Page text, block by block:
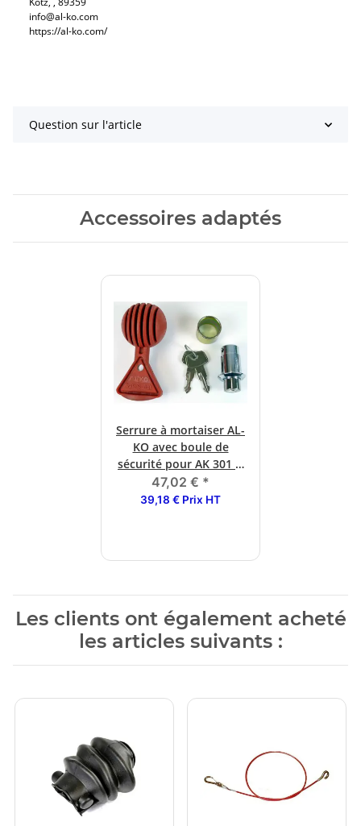
info@al-ko.com
https://al-ko.com/
Question sur l'article
Accessoires adaptés
Serrure à mortaiser AL-
KO avec boule de
sécurité pour AK 301 &
AK 351
47,02 € *
39,18 € Prix HT
Les clients ont également acheté
les articles suivants :